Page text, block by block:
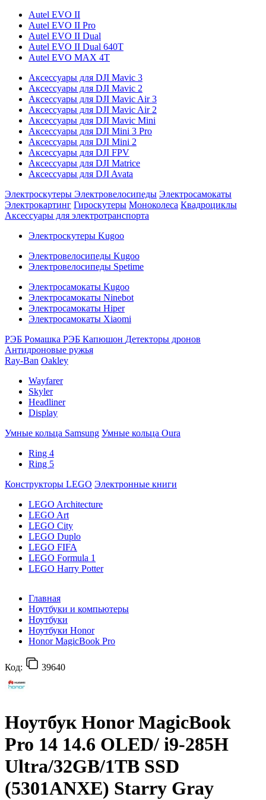
Autel EVO II
Autel EVO II Pro
Autel EVO II Dual
Autel EVO II Dual 640T
Autel EVO MAX 4T
Аксессуары для DJI Mavic 3
Аксессуары для DJI Mavic 2
Аксессуары для DJI Mavic Air 3
Аксессуары для DJI Mavic Air 2
Аксессуары для DJI Mavic Mini
Аксессуары для DJI Mini 3 Pro
Аксессуары для DJI Mini 2
Аксессуары для DJI FPV
Аксессуары для DJI Matrice
Аксессуары для DJI Avata
Электроскутеры Электровелосипеды Электросамокаты
Электрокартинг Гироскутеры Моноколеса Квадроциклы
Аксессуары для электротранспорта
Электроскутеры Kugoo
Электровелосипеды Kugoo
Электровелосипеды Spetime
Электросамокаты Kugoo
Электросамокаты Ninebot
Электросамокаты Hiper
Электросамокаты Xiaomi
РЭБ Ромашка РЭБ Капюшон Детекторы дронов
Антидроновые ружья
Ray-Ban Oakley
Wayfarer
Skyler
Headliner
Display
Умные кольца Samsung Умные кольца Oura
Ring 4
Ring 5
Конструкторы LEGO Электронные книги
LEGO Architecture
LEGO Art
LEGO City
LEGO Duplo
LEGO FIFA
LEGO Formula 1
LEGO Harry Potter
Главная
Ноутбуки и компьютеры
Ноутбуки
Ноутбуки Honor
Honor MagicBook Pro
Код: 39640
Ноутбук Honor MagicBook
Pro 14 14.6 OLED/ i9-285H
Ultra/32GB/1TB SSD
(5301ANXE) Starry Gray